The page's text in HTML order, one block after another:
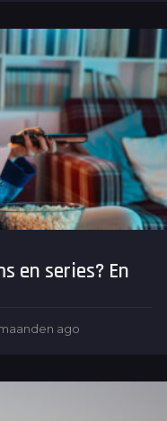
a
n
d
n
a
g
o
en series? En
ago
a